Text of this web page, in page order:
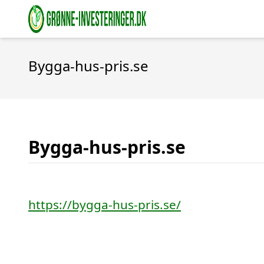
Bygga-hus-pris.se
Bygga-hus-pris.se
https://bygga-hus-pris.se/